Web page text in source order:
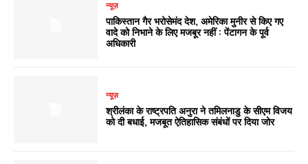
न्यूज़
पाकिस्तान गैर भरोसेमंद देश, अमेरिका मुनीर से किए गए
वादे को निभाने के लिए मजबूर नहीं : पेंटागन के पूर्व
अधिकारी
न्यूज़
श्रीलंका के राष्ट्रपति अनुरा ने तमिलनाडु के सीएम विजय
को दी बधाई, मजबूत ऐतिहासिक संबंधों पर दिया जोर